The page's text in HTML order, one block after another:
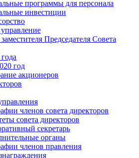
программы для персонала
инвестиции
Председателя Совета
год
акционеров
членов совета директоров
совета директоров
секретарь
органы
членов правления